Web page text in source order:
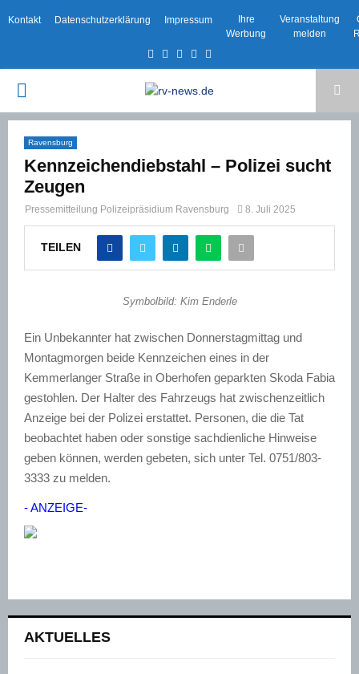
Kontakt Datenschutzerklärung Impressum
Ihre
Werbung
Veranstaltung
melden
Facebook
TwitterInstagram
Email
PRIMARY
MENU
Ravensburg
Kennzeichendiebstahl – Polizei sucht
Zeugen
Pressemitteilung Polizeipräsidium Ravensburg 8. Juli 2025
TEILEN
Symbolbild: Kim Enderle
Ein Unbekannter hat zwischen Donnerstagmittag und
Montagmorgen beide Kennzeichen eines in der
Kemmerlanger Straße in Oberhofen geparkten Skoda Fabia
gestohlen. Der Halter des Fahrzeugs hat zwischenzeitlich
Anzeige bei der Polizei erstattet. Personen, die die Tat
beobachtet haben oder sonstige sachdienliche Hinweise
geben können, werden gebeten, sich unter Tel. 0751/803-
3333 zu melden.
- ANZEIGE-
AKTUELLES